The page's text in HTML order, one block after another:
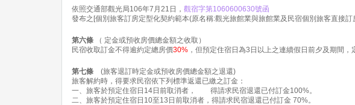
依照交通部觀光局106年7月21日， 觀宿字第1060600630號函
發布之[個別旅客訂房定型化契約範本(原名稱:觀光旅館業與旅館業及民宿個別旅客直接訂
第六條 （ 定金或預收房價總金額之收取）
民宿收取訂金不得逾約定總房價30% ，但預定住宿日為3日以上之連續假日前夕及期間
第七條 (旅客退訂時定金或預收房價總金額之退還)
旅客解約時，得要求民宿依下列標準返還已繳之訂金：
一、旅客於預定住宿日14日前取消者， 得請求民宿退還已付訂金100%。
二、旅客於預定住宿日10至13日前取消者，得請求民宿退還已付訂金 70%。